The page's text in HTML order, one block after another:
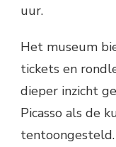
uur.
Het museum
tickets en
dieper inzicht
Picasso als de